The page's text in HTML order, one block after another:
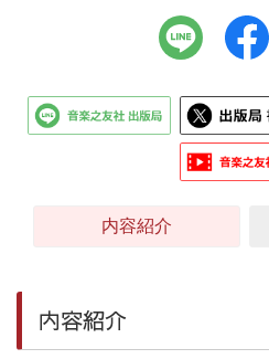
内容紹介
内容紹介